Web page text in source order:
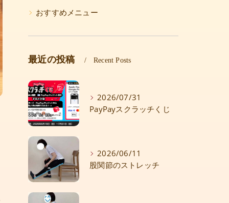
おすすめメニュー
最近の投稿 Recent Posts
2026/07/31
PayPayスクラッチくじ
2026/06/11
股関節のストレッチ